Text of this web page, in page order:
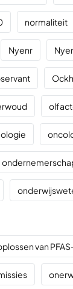
normaliteit
Nyenr
van